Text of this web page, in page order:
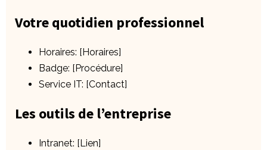
Votre quotidien professionnel
Horaires: [Horaires]
Badge: [Procédure]
Service IT: [Contact]
Les outils de l’entreprise
Intranet: [Lien]